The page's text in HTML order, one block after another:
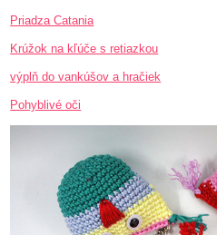
Priadza Catania
Krúžok na kľúče s retiazkou
výplň do vankúšov a hračiek
Pohyblivé oči